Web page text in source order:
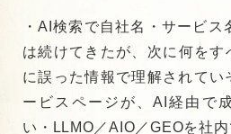
・AI検索で自社名・サービス
は続けてきたが、次に何をす
に誤った情報で理解されてい
ービスページが、AI経由で
い ・LLMO／AIO／GEOを社